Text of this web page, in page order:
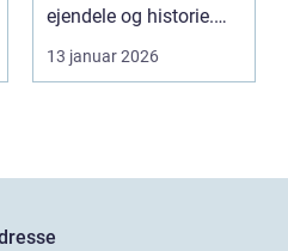
ejendele og historie.
For mange pårør...
13 januar 2026